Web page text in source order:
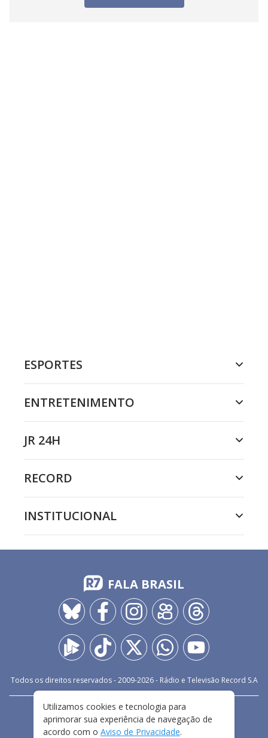
ESPORTES
ENTRETENIMENTO
JR 24H
RECORD
INSTITUCIONAL
FALA BRASIL
Todos os direitos reservados - 2009-2026- Rádio e Televisão Record S.A
FALE CONOSCO
PRIVACIDADE
TERMOS E CONDIÇÕES DE USO
Utilizamos cookies e tecnologia para
aprimorar sua experiência de navegação de
acordo com o Aviso de Privacidade.